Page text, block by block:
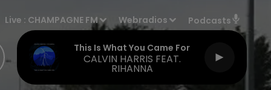
Live : CHAMPAGNE FM Webradios Podcasts
This Is What You Came For
CALVIN HARRIS FEAT.
RIHANNA